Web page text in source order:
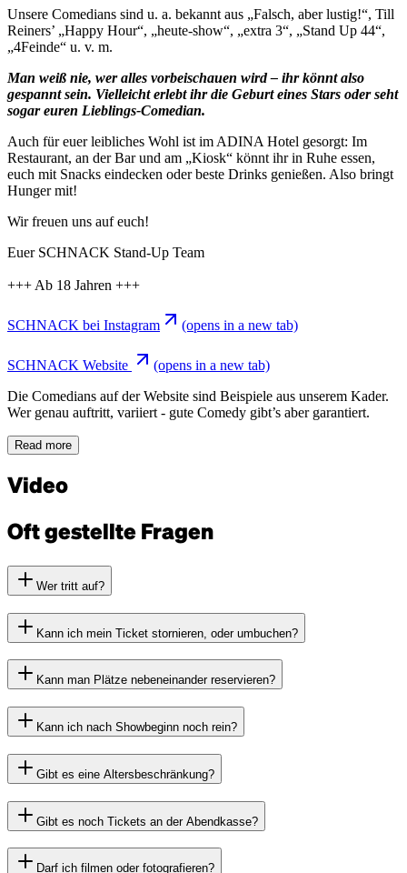
Unsere Comedians sind u. a. bekannt aus „Falsch, aber lustig!“, Till
Reiners’ „Happy Hour“, „heute-show“, „extra 3“, „Stand Up 44“,
„4Feinde“ u. v. m.
Man weiß nie, wer alles vorbeischauen wird – ihr könnt also
gespannt sein. Vielleicht erlebt ihr die Geburt eines Stars oder seht
sogar euren Lieblings-Comedian.
Auch für euer leibliches Wohl ist im ADINA Hotel gesorgt: Im
Restaurant, an der Bar und am „Kiosk“ könnt ihr in Ruhe essen,
euch mit Snacks eindecken oder beste Drinks genießen. Also bringt
Hunger mit!
Wir freuen uns auf euch!
Euer SCHNACK Stand-Up Team
+++ Ab 18 Jahren +++
SCHNACK bei Instagram (opens in a new tab)
SCHNACK Website
(opens in a new tab)
Die Comedians auf der Website sind Beispiele aus unserem Kader.
Wer genau auftritt, variiert - gute Comedy gibt’s aber garantiert.
Read more
Video
Oft gestellte Fragen
Wer tritt auf?
Kann ich mein Ticket stornieren, oder umbuchen?
Kann man Plätze nebeneinander reservieren?
Kann ich nach Showbeginn noch rein?
Gibt es eine Altersbeschränkung?
Gibt es noch Tickets an der Abendkasse?
Darf ich filmen oder fotografieren?